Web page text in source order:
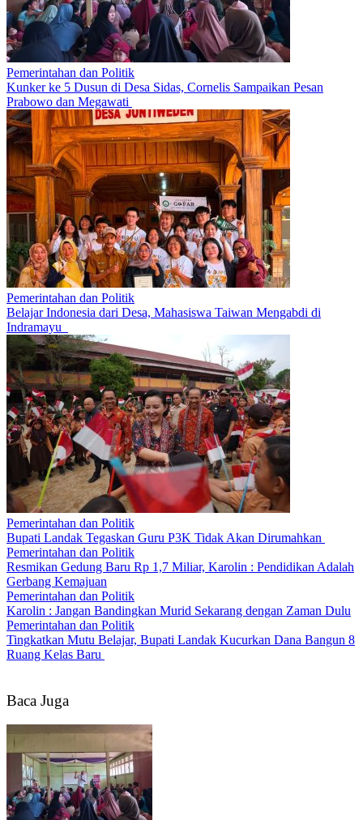
Pemerintahan dan Politik
Kunker ke 5 Dusun di Desa Sidas, Cornelis Sampaikan Pesan
Prabowo dan Megawati
Pemerintahan dan Politik
Belajar Indonesia dari Desa, Mahasiswa Taiwan Mengabdi di
Indramayu
Pemerintahan dan Politik
Bupati Landak Tegaskan Guru P3K Tidak Akan Dirumahkan
Pemerintahan dan Politik
Resmikan Gedung Baru Rp 1,7 Miliar, Karolin : Pendidikan Adalah
Gerbang Kemajuan
Pemerintahan dan Politik
Karolin : Jangan Bandingkan Murid Sekarang dengan Zaman Dulu
Pemerintahan dan Politik
Tingkatkan Mutu Belajar, Bupati Landak Kucurkan Dana Bangun 8
Ruang Kelas Baru
Baca Juga